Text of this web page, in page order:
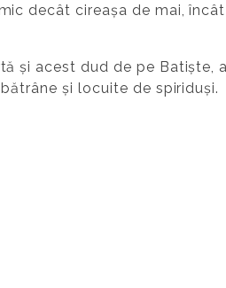
decât cireașa de mai,
și acest dud de pe Batiște,
și locuite de spiriduși.